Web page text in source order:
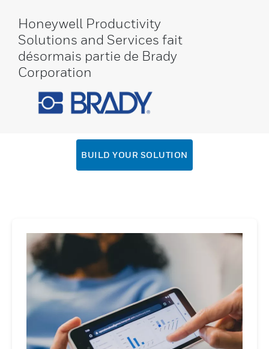
Honeywell Productivity
Solutions and Services fait
désormais partie de Brady
Corporation
BUILD YOUR SOLUTION